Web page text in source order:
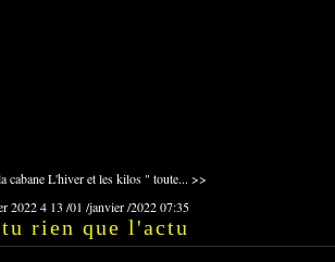
cabaneL'hiver et les kilos " toute... >>
20224 13 /01 /janvier/202207:35
rien que l'actu